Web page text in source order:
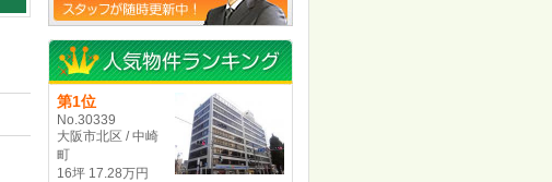
第1位
No.30339
大阪市北区 / 中崎
町
16坪 17.28万円